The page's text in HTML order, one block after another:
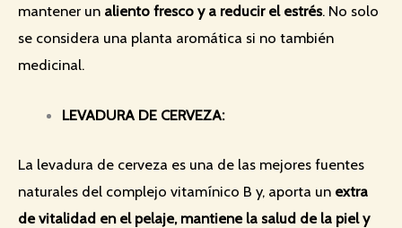
mantener un aliento fresco y a reducir el estrés. No solo
se considera una planta aromática si no también
medicinal.
LEVADURA DE CERVEZA:
La levadura de cerveza es una de las mejores fuentes
naturales del complejo vitamínico B y, aporta un extra
de vitalidad en el pelaje, mantiene la salud de la piel y